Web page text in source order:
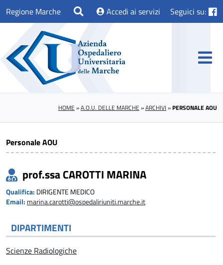
Regione Marche Accedi ai servizi Seguici su:
HOME »A.O.U. DELLE MARCHE »ARCHIVI »PERSONALE AOU
Personale AOU
prof.ssa CAROTTI MARINA
Qualifica: DIRIGENTE MEDICO
Email: marina.carotti@ospedaliriuniti.marche.it
DIPARTIMENTI
Scienze Radiologiche